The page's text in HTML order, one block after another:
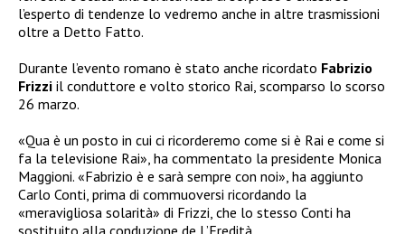
l’esperto di tendenze lo vedremo anche in altre trasmissioni
oltre a Detto Fatto.
Durante l’evento romano è stato anche ricordato Fabrizio
Frizzi il conduttore e volto storico Rai, scomparso lo scorso
26 marzo.
«Qua è un posto in cui ci ricorderemo come si è Rai e come si
fa la televisione Rai», ha commentato la presidente Monica
Maggioni. «Fabrizio è e sarà sempre con noi», ha aggiunto
Carlo Conti, prima di commuoversi ricordando la
«meravigliosa solarità» di Frizzi, che lo stesso Conti ha
sostituito alla conduzione de L’Eredità.